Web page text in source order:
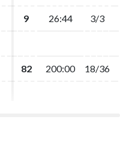
9 26:44 3/3
82 200:00 18/36
9 26:44 3/3
82 200:00 18/36